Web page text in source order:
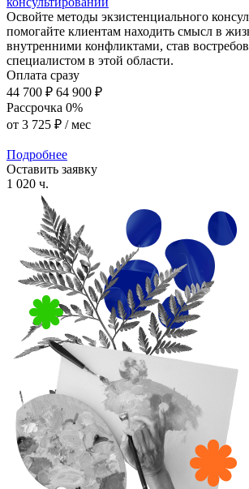
Освойте методы экзистенциального
помогайте клиентам находить смысл в
внутренними конфликтами, став
специалистом в этой области.
Оплата сразу
44 700 ₽ 64 900 ₽
Рассрочка 0%
от 3 725 ₽ / мес
Подробнее
Оставить заявку
1 020 ч.